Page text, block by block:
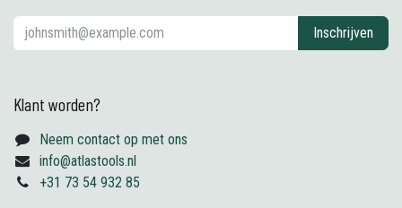
Inschrijven
Klant worden?
Neem contact op met ons
info@atlastools.nl
+31 73 54 932 85